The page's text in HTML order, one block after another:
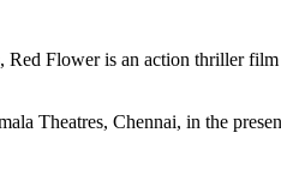
Flower is an action thriller
Theatres, Chennai, in the